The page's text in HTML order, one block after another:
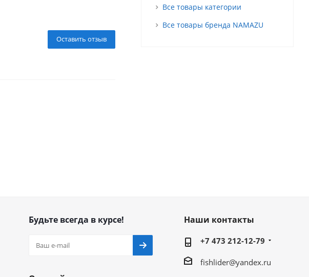
Оставить отзыв
Все товары категории
Все товары бренда NAMAZU
Будьте всегда в курсе! Наши контакты
+7 473 212-12-79
fishlider@yandex.ru